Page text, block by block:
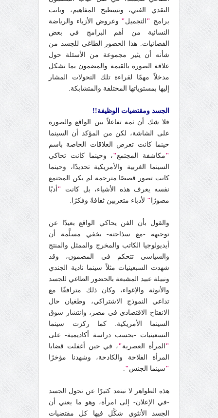
النقدي الفني، وتسطيح المفاهيم، وباتت
برامج " التجميل" وعروض الأزياء والرياضة
النسائية من أهم البرامج في بعض
الفضائيات. هذا الحضور الطاغي للجسد من
شأنه أن يثير مجموعة من الأسئلة حول
علاقة الصورة بالقيمة والمضمون بما تشكل
مدخلاً مهمًا لقراءة تلك التحولات المشار
إليها بمستوياتها المختلفة والمتشابكة.
الجسد ومقتضيات الوظيفة!!
فلا شك أن ثمة تفاعلاً بين الواقع والصورة
على الشاشة، لكن من المؤكد أن السينما
حينما كانت تعرض العلاقات الخاصة باسم
"مكاشفة المجتمع"، وحينما كانت تحاكي
السينما الغربية والأمريكية تحديدًا، وحينما
كانت تصور قصصًا مترجمة لم يكن المجتمع
نفسه يعرف هذه الأشياء، بل كانت " أدبًا
مصورًا " لأدباء متغربين ثقافةً وفكرًا.
والقول بأن الفن يحاكي الواقع بعيدًا عن
توجيهه -مع سذاجته- يخفي مسلَّمة أن
أيديولوجيا الكاتب والمخرج والممثل والمنتج
والسياسي تتحكم في المضمون، وقد
شهدت السبعينيات مثلاً سينما نادية الجندي
ونبيلة عبيد المشبعة بالحضور الطاغي للجسد
والأنوثة والإغواء، وكان ذلك مترافقًا مع
تداعي النموذج الاشتراكي، وطغيان حال
الانفتاح الاقتصادي في مصر، وانتشار سوق
السينما الأمريكية. كما ركزت سينما
التسعينيات -بحسب دراسة أكاديمية- على
" المرأة العصرية"، في حين أغفلت قضايا
المرأة الفلاحة والكادحة، وشهدنا مؤخرًا
"سينما الجنس"
.
هذه الظواهر لا تبتعد كثيرًا عن تحول الجسد
-في الإعلان- إلى امرأة، وهو ما يعني أن
الجسد الأنثوي شكَّل فيها كل مقتضيات